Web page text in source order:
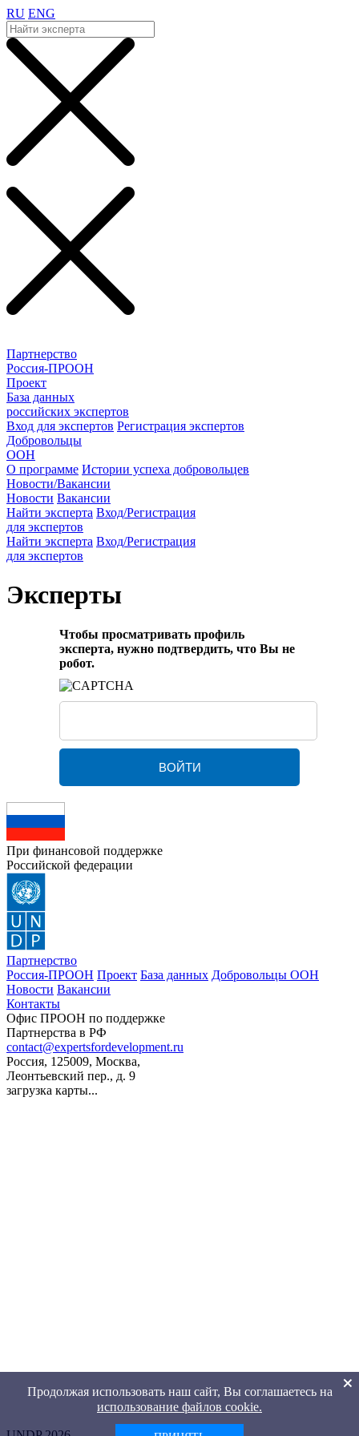
RU ENG
Партнерство
Россия-ПРООН
Проект
База данных
российских экспертов
Вход для экспертов Регистрация экспертов
Добровольцы
ООН
О программе Истории успеха добровольцев
Новости/Вакансии
Новости Вакансии
Найти эксперта Вход/Регистрация
для экспертов
Найти эксперта Вход/Регистрация
для экспертов
Эксперты
Чтобы просматривать профиль
эксперта, нужно подтвердить, что Вы не
робот.
При финансовой поддержке
Российской федерации
Партнерство
Россия-ПРООН Проект База данных Добровольцы ООН
Новости Вакансии
Контакты
Офис ПРООН по поддержке
Партнерства в РФ
contact@expertsfordevelopment.ru
Россия, 125009, Москва,
Леонтьевский пер., д. 9
загрузка карты...
Продолжая использовать наш сайт, Вы соглашаетесь на
использование файлов cookie.